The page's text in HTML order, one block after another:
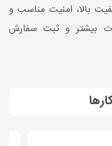
بالا، امنیت مناسب و
بیشتر و ثبت سفارش